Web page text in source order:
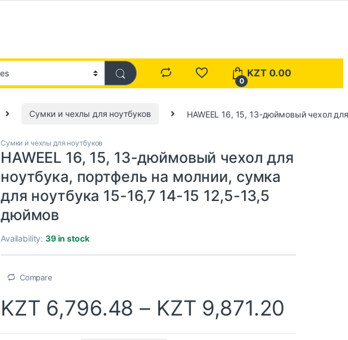
0
KZT 0.00
Сумки и чехлы для ноутбуков HAWEEL 16, 15, 13-дюймовый чехол
Сумки и чехлы для ноутбуков
HAWEEL 16, 15, 13-дюймовый чехол для
ноутбука, портфель на молнии, сумка
для ноутбука 15-16,7 14-15 12,5-13,5
дюймов
Availability:39 in stock
Compare
KZT 6,796.48 – KZT 9,871.20